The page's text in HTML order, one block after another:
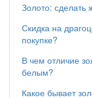
Золото: сделать
Скидка на
покупке?
В чем отличие
белым?
Какое бывает